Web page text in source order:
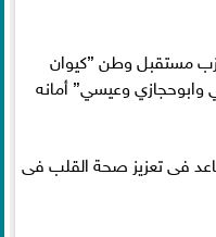
مستقبل وطن ”كيوان
وابوحجازي وعيسي” أمانه
فى تعزيز صحة القلب فى